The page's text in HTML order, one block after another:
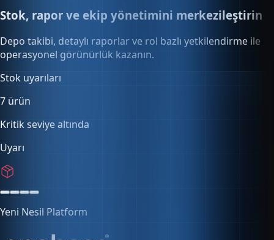
Depo takibi, detaylı raporlar ve rol bazlı yetkilendirme ile
İşlem logları
0 kayıt
Son 24 saat
İzleniyor
Yeni Nesil Platform